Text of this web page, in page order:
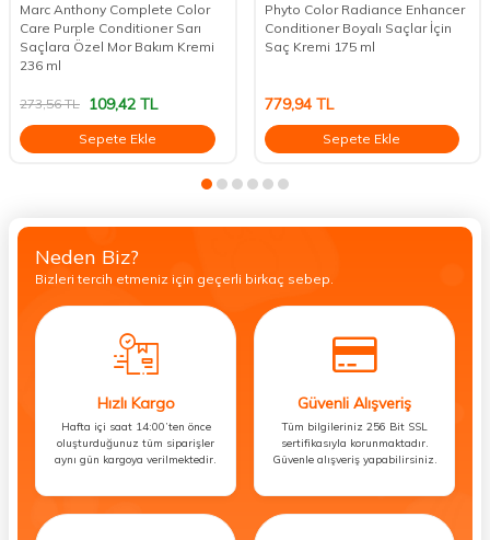
Marc Anthony Complete Color
Care Purple Conditioner Sarı
Saçlara Özel Mor Bakım Kremi
236 ml
273,56TL 109,42 TL
Sepete Ekle
Phyto Color Radiance Enhancer
Conditioner Boyalı Saçlar İçin
Saç Kremi 175 ml
779,94TL
Sepete Ekle
Neden Biz?
Bizleri tercih etmeniz için geçerli birkaç sebep.
Hızlı Kargo
Hafta içi saat 14:00’ten önce
oluşturduğunuz tüm siparişler
aynı gün kargoya verilmektedir.
Güvenli Alışveriş
Tüm bilgileriniz 256 Bit SSL
sertifikasıyla korunmaktadır.
Güvenle alışveriş yapabilirsiniz.